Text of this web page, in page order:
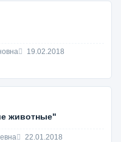
19.02.2018
животные"
22.01.2018